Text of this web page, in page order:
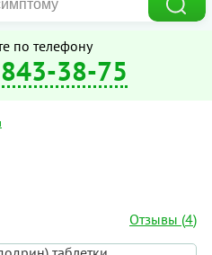
по телефону
38-75
Отзывы (4)